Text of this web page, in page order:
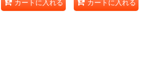
カートに入れる カートに入れる